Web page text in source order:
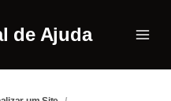
de Ajuda